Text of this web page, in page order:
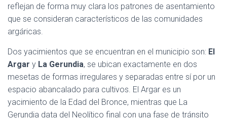
reflejan de forma muy clara los patrones de asentamiento
que se consideran característicos de las comunidades
argáricas.
Dos yacimientos que se encuentran en el municipio son: El
Argar y La Gerundia, se ubican exactamente en dos
mesetas de formas irregulares y separadas entre sí por un
espacio abancalado para cultivos. El Argar es un
yacimiento de la Edad del Bronce, mientras que La
Gerundia data del Neolítico final con una fase de tránsito